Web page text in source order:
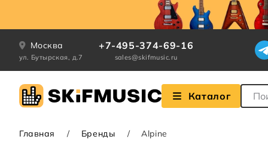
Москва
ул. Бутырская, д.7
+7-495-374-69-16
sales@skifmusic.ru
Каталог
Главная Бренды Alpine